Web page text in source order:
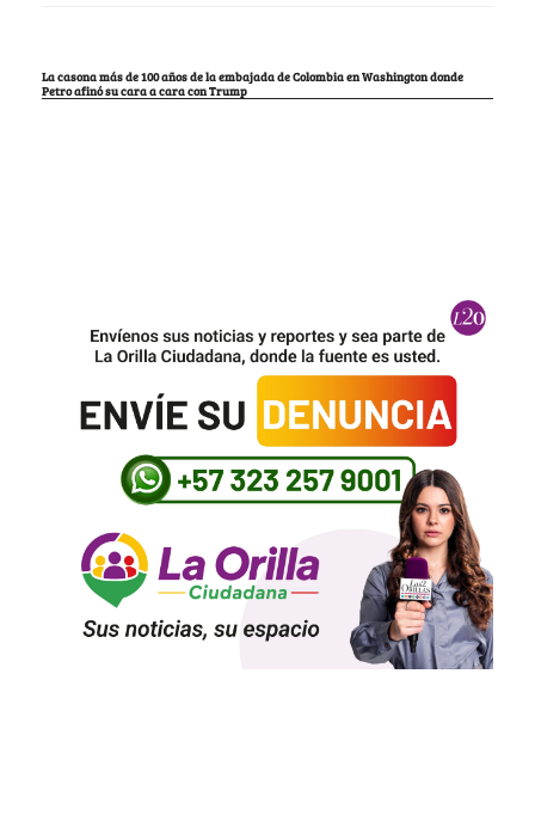
La casona más de 100 años de la embajada de Colombia en Washington donde
Petro afinó su cara a cara con Trump